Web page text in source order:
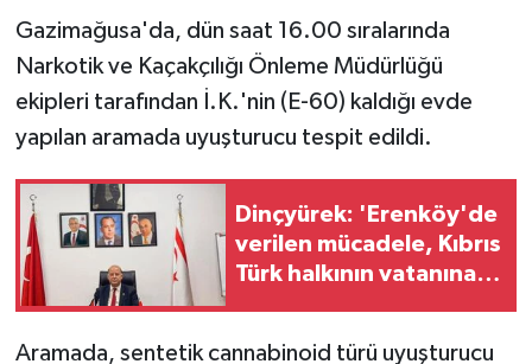
Gazimağusa'da, dün saat 16.00 sıralarında
Narkotik ve Kaçakçılığı Önleme Müdürlüğü
ekipleri tarafından İ.K.'nin (E-60) kaldığı evde
yapılan aramada uyuşturucu tespit edildi.
Dinçyürek: 'Erenköy'de
verilen mücadele, Kıbrıs
Türk halkının vatanına
Aramada, sentetik cannabinoid türü uyuşturucu